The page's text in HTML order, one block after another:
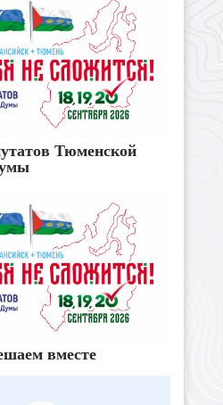
Тюменской
вместе